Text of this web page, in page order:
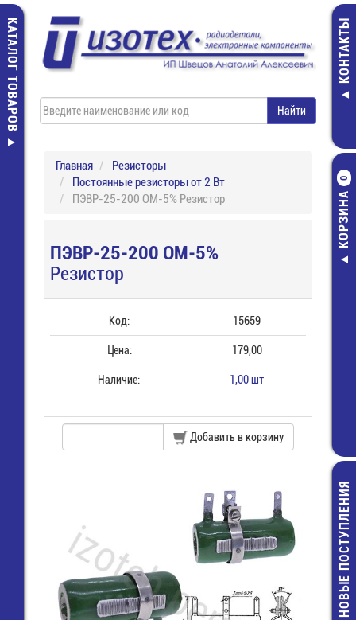
КАТАЛОГ ТОВАРОВ КОНТАКТЫ
КОРЗИНА
0
AA/ LR6
ULTRA PLUS)
НОВЫЕ ПОСТУПЛЕНИЯ
Главная
Резисторы
Постоянные резисторы от 2 Вт
ПЭВР-25-200 ОМ-5% Резистор
ПЭВР-25-200 ОМ-5%
Резистор
Код: 15659
Цена: 179,00
Наличие: 1,00 шт
Добавить в корзину